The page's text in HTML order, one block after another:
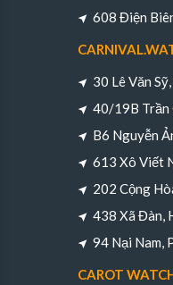
608 Điện
30 Lê Văn
40/19B Trần
B6 Nguyễn
613 Xô Viết
202 Cộng
438 Xã Đàn,
94 Nại Nam,
CAROT